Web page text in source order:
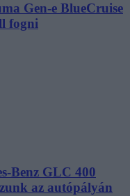
Gen-e BlueCruise
fogni
Benz GLC 400
az autópályán